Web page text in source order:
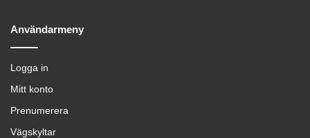
Användarmeny
Logga in
Mitt konto
Prenumerera
Vägskyltar